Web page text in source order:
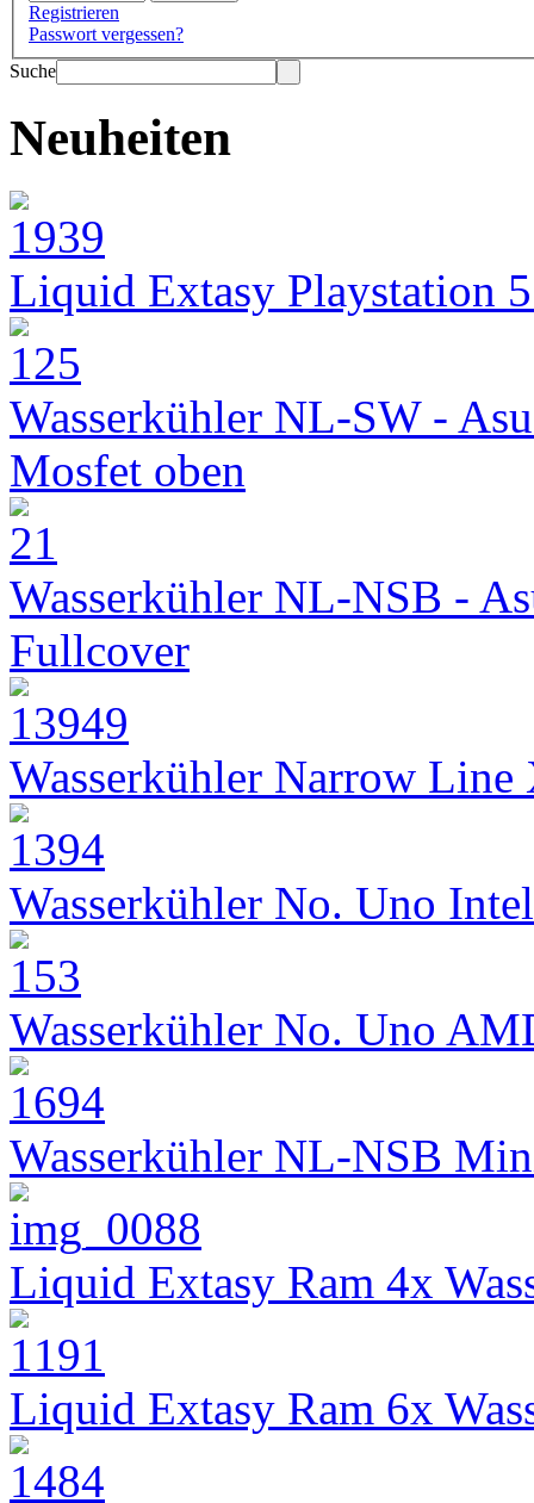
Registrieren
Passwort vergessen?
Suche
Neuheiten
Liquid Extasy Playstation
Wasserkühler NL-SW -
Mosfet oben
Wasserkühler NL-NSB -
Fullcover
Wasserkühler Narrow
Wasserkühler No. Uno Intel
Wasserkühler No. Uno
Wasserkühler NL-NSB
Liquid Extasy Ram 4x
Liquid Extasy Ram 6x